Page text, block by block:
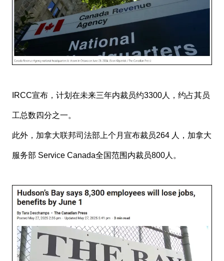
IRCC宣布，计划在未来三年内裁员约3300人，约占其员
工总数四分之一。
此外，加拿大联邦司法部上个月宣布裁员264 人，加拿大
服务部 Service Canada全国范围内裁员800人。